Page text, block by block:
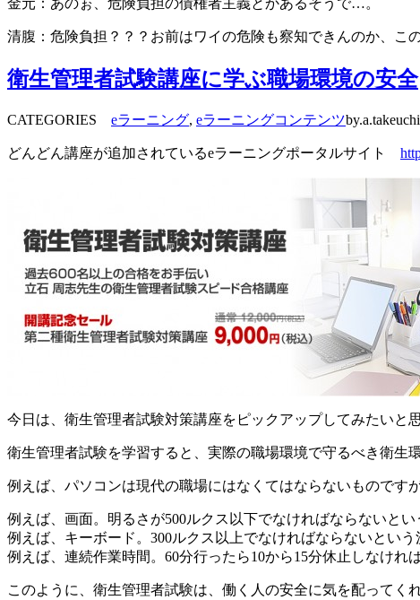
金元：あのぉ、危険負担の債権者主義とかあるそうで…。
清腹：危険負担？？？お前はワイの危険も察知できんのか、こ
衛生管理者試験講座に学ぶ職場環境の安全
CATEGORIES eラーニング, eラーニングコンテンツby.a.takeuchi
どんどん講座が追加されているeラーニングポータルサイト
今日は、衛生管理者試験対策講座をピックアップしてみたいと思
衛生管理者試験を学習すると、実際の職場環境で守るべき衛生
例えば、パソコンは現代の職場にはなくてはならないものです
例えば、画面。明るさが500ルクス以下でなければならないとい
例えば、キーボード。300ルクス以上でなければならないという
例えば、連続作業時間。60分行ったら10から15分休止しなけれ
このように、衛生管理者試験は、働く人の安全に気を配ってく